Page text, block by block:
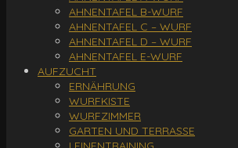
AHNENTAFEL B-WURF
AHNENTAFEL C – WURF
AHNENTAFEL D – WURF
AHNENTAFEL E-WURF
AUFZUCHT
ERNÄHRUNG
WURFKISTE
WURFZIMMER
GARTEN UND TERRASSE